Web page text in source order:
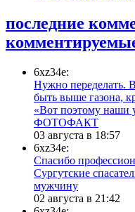
последние
6xz34e:
Нужно переделать.
быть выше газона,
«Вот поэтому наши
ФОТОФАКТ
03 августа в 18:57
6xz34e:
Спасибо
Сургутские
мужчину
02 августа в 21:42